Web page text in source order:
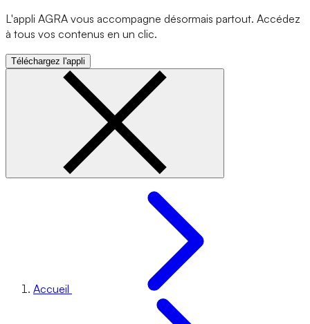
L'appli AGRA vous accompagne désormais partout. Accédez
à tous vos contenus en un clic.
Téléchargez l'appli
Accueil